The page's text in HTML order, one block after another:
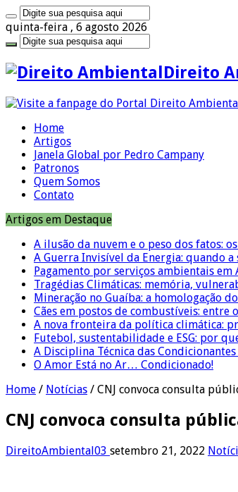
quinta-feira , 6 agosto 2026
Direito
Home
Artigos
Janela Global por Pedro Campany
Patronos
Quem Somos
Contato
Artigos em Destaque
A ilusão da nuvem e o peso dos fatos:
A Guerra Invisível da Energia: quando
Pagamento por serviços ambientais
Tragédias Climáticas: memória,
Mineração no Guaíba: a homologação
Cães em postos de combustíveis:
A nova fronteira da política climática:
Futebol, sustentabilidade e ESG: por
A Disciplina Técnica das
O Amor Está no Ar… Condicionado!
Home / Notícias / CNJ convoca consulta
CNJ convoca consulta
DireitoAmbiental03 setembro 21, 2022